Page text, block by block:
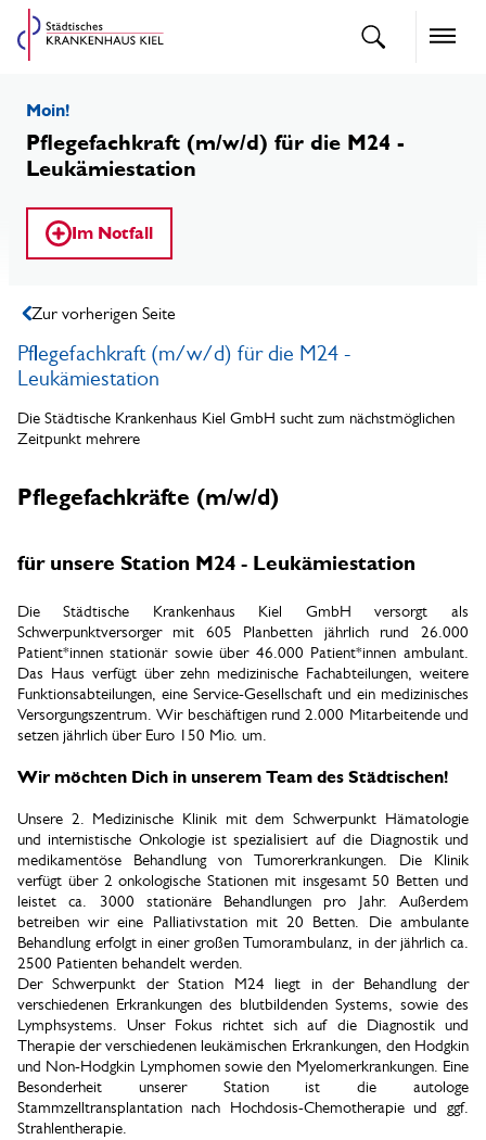
openText
Moin!
Pflegefachkraft (m/w/d) für die M24 -
Leukämiestation
Im Notfall
Zur vorherigen Seite
Pflegefachkraft (m/w/d) für die M24 -
Leukämiestation
Die Städtische Krankenhaus Kiel GmbH sucht zum nächstmöglichen
Zeitpunkt mehrere
Pflegefachkräfte (m/w/d)
für unsere Station M24 - Leukämiestation
Die Städtische Krankenhaus Kiel GmbH versorgt als
Schwerpunktversorger mit 605 Planbetten jährlich rund 26.000
Patient*innen stationär sowie über 46.000 Patient*innen ambulant.
Das Haus verfügt über zehn medizinische Fachabteilungen, weitere
Funktionsabteilungen, eine Service-Gesellschaft und ein medizinisches
Versorgungszentrum. Wir beschäftigen rund 2.000 Mitarbeitende und
setzen jährlich über Euro 150 Mio. um.
Wir möchten Dich in unserem Team des Städtischen!
Unsere 2. Medizinische Klinik mit dem Schwerpunkt Hämatologie
und internistische Onkologie ist spezialisiert auf die Diagnostik und
medikamentöse Behandlung von Tumorerkrankungen. Die Klinik
verfügt über 2 onkologische Stationen mit insgesamt 50 Betten und
leistet ca. 3000 stationäre Behandlungen pro Jahr. Außerdem
betreiben wir eine Palliativstation mit 20 Betten. Die ambulante
Behandlung erfolgt in einer großen Tumorambulanz, in der jährlich ca.
2500 Patienten behandelt werden.
Der Schwerpunkt der Station M24 liegt in der Behandlung der
verschiedenen Erkrankungen des blutbildenden Systems, sowie des
Lymphsystems. Unser Fokus richtet sich auf die Diagnostik und
Therapie der verschiedenen leukämischen Erkrankungen, den Hodgkin
und Non-Hodgkin Lymphomen sowie den Myelomerkrankungen. Eine
Besonderheit unserer Station ist die autologe
Stammzelltransplantation nach Hochdosis-Chemotherapie und ggf.
Strahlentherapie.